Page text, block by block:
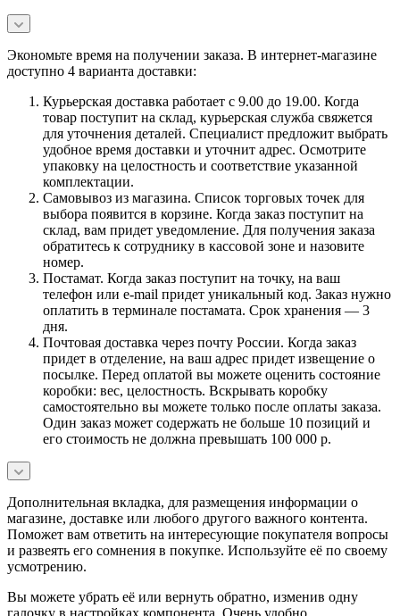
Экономьте время на получении заказа. В интернет-магазине
доступно 4 варианта доставки:
Курьерская доставка работает с 9.00 до 19.00. Когда
товар поступит на склад, курьерская служба свяжется
для уточнения деталей. Специалист предложит выбрать
удобное время доставки и уточнит адрес. Осмотрите
упаковку на целостность и соответствие указанной
комплектации.
Самовывоз из магазина. Список торговых точек для
выбора появится в корзине. Когда заказ поступит на
склад, вам придет уведомление. Для получения заказа
обратитесь к сотруднику в кассовой зоне и назовите
номер.
Постамат. Когда заказ поступит на точку, на ваш
телефон или e-mail придет уникальный код. Заказ нужно
оплатить в терминале постамата. Срок хранения — 3
дня.
Почтовая доставка через почту России. Когда заказ
придет в отделение, на ваш адрес придет извещение о
посылке. Перед оплатой вы можете оценить состояние
коробки: вес, целостность. Вскрывать коробку
самостоятельно вы можете только после оплаты заказа.
Один заказ может содержать не больше 10 позиций и
его стоимость не должна превышать 100 000 р.
Дополнительная вкладка, для размещения информации о
магазине, доставке или любого другого важного контента.
Поможет вам ответить на интересующие покупателя вопросы
и развеять его сомнения в покупке. Используйте её по своему
усмотрению.
Вы можете убрать её или вернуть обратно, изменив одну
галочку в настройках компонента. Очень удобно.